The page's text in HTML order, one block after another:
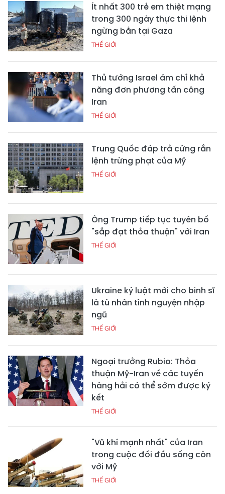
Ít nhất 300 trẻ em thiệt mạng
trong 300 ngày thực thi lệnh
ngừng bắn tại Gaza
THẾ GIỚI
Thủ tướng Israel ám chỉ khả
năng đơn phương tấn công
Iran
THẾ GIỚI
Trung Quốc đáp trả cứng rắn
lệnh trừng phạt của Mỹ
THẾ GIỚI
Ông Trump tiếp tục tuyên bố
"sắp đạt thỏa thuận" với Iran
THẾ GIỚI
Ukraine ký luật mới cho binh sĩ
là tù nhân tình nguyện nhập
ngũ
THẾ GIỚI
Ngoại trưởng Rubio: Thỏa
thuận Mỹ-Iran về các tuyến
hàng hải có thể sớm được ký
kết
THẾ GIỚI
"Vũ khí mạnh nhất" của Iran
trong cuộc đối đầu sống còn
với Mỹ
THẾ GIỚI